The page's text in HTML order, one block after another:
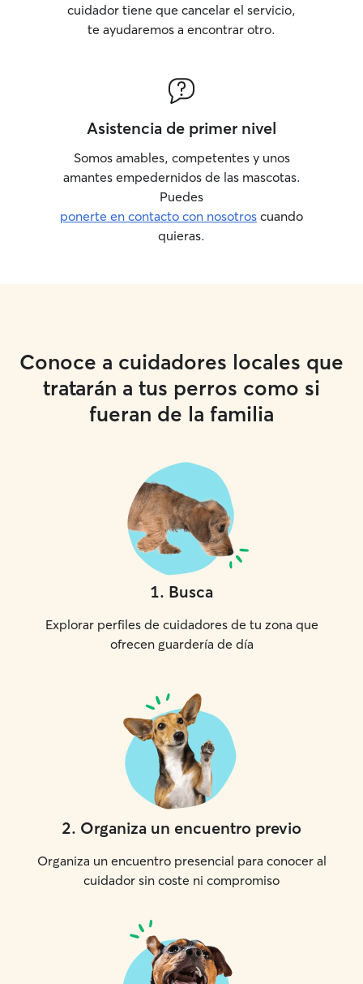
cuidador tiene que cancelar el servicio,
te ayudaremos a encontrar otro.
Asistencia de primer nivel
Somos amables, competentes y unos
amantes empedernidos de las mascotas.
Puedes
ponerte en contacto con nosotros cuando
quieras.
Conoce a cuidadores locales que
tratarán a tus perros como si
fueran de la familia
1. Busca
Explorar perfiles de cuidadores de tu zona que
ofrecen guardería de día
2. Organiza un encuentro previo
Organiza un encuentro presencial para conocer al
cuidador sin coste ni compromiso